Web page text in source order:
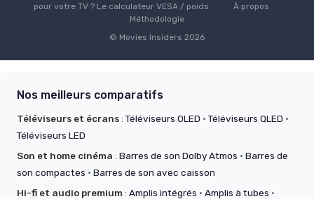
pour votre TV ? Le calculateur VESA / poids
À propos
Méthodologie
© Movies Insiders 2026
Nos meilleurs comparatifs
Téléviseurs et écrans:Téléviseurs OLED ·Téléviseurs QLED ·
Téléviseurs LED
Son et home cinéma : Barres de son Dolby Atmos · Barres de
son compactes · Barres de son avec caisson
Hi-fi et audio premium: Amplis intégrés · Amplis à tubes ·